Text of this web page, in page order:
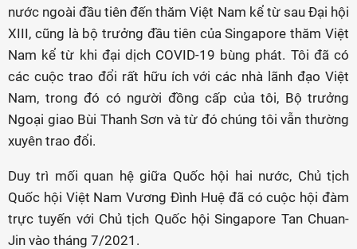
nước ngoài đầu tiên đến thăm Việt Nam kể từ sau Đại hội
XIII, cũng là bộ trưởng đầu tiên của Singapore thăm Việt
Nam kể từ khi đại dịch COVID-19 bùng phát. Tôi đã có
các cuộc trao đổi rất hữu ích với các nhà lãnh đạo Việt
Nam, trong đó có người đồng cấp của tôi, Bộ trưởng
Ngoại giao Bùi Thanh Sơn và từ đó chúng tôi vẫn thường
xuyên trao đổi.
Duy trì mối quan hệ giữa Quốc hội hai nước, Chủ tịch
Quốc hội Việt Nam Vương Đình Huệ đã có cuộc hội đàm
trực tuyến với Chủ tịch Quốc hội Singapore Tan Chuan-
Jin vào tháng 7/2021.